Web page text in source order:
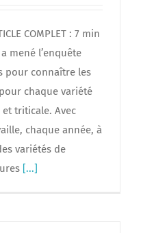
COMPLET : 7 min
mené l’enquête
pour connaître les
chaque variété
triticale. Avec
chaque année, à
variétés de
[...]